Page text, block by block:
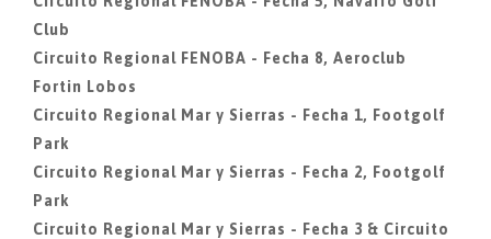
Club
Circuito Regional FENOBA - Fecha 8, Aeroclub
Fortin Lobos
Circuito Regional Mar y Sierras - Fecha 1, Footgolf
Park
Circuito Regional Mar y Sierras - Fecha 2, Footgolf
Park
Circuito Regional Mar y Sierras - Fecha 3 & Circuito